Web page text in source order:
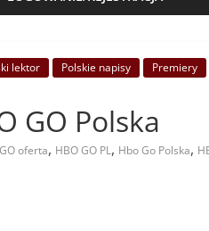
lektor Polskie napisy Premiery
GO Polska
oferta, HBO GO PL, Hbo Go Polska,